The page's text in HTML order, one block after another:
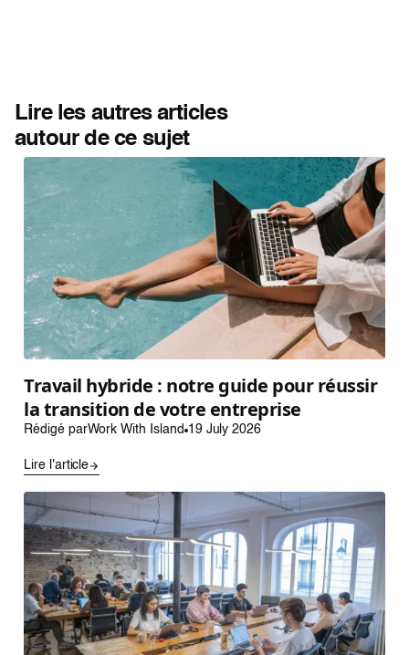
Lire les autres articles
autour de ce sujet
Travail hybride : notre guide pour réussir
la transition de votre entreprise
Rédigé parWork With Island 19 July 2026
Lire l'article